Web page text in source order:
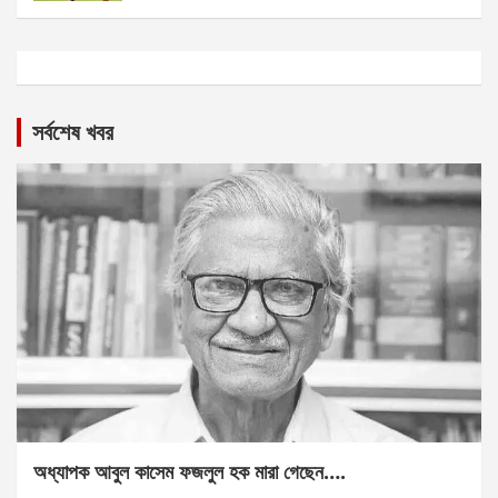
সর্বশেষ খবর
অধ্যাপক আবুল কাসেম ফজলুল হক মারা গেছেন….